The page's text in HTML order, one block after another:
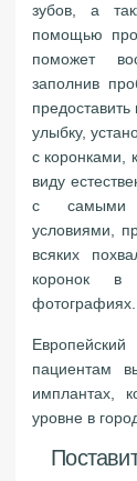
зубов, а
помощью
поможет
заполнив
улыбку,
с коронками,
виду
с самыми
условиями,
всяких
коронок в
фотографиях.
пациентам
имплантах,
уровне в